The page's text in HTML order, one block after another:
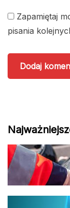
Zapamiętaj
pisania